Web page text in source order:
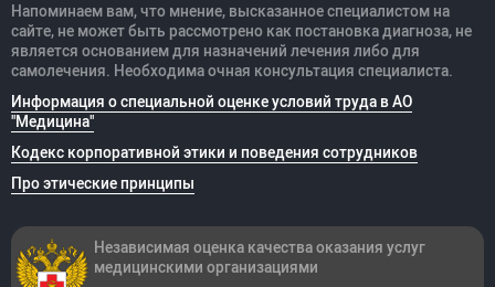
Напоминаем вам, что мнение, высказанное специалистом на
сайте, не может быть рассмотрено как постановка диагноза, не
является основанием для назначений лечения либо для
самолечения. Необходима очная консультация специалиста.
Информация о специальной оценке условий труда в АО
"Медицина"
Кодекс корпоративной этики и поведения сотрудников
Про этические принципы
Независимая оценка качества оказания услуг
медицинскими организациями